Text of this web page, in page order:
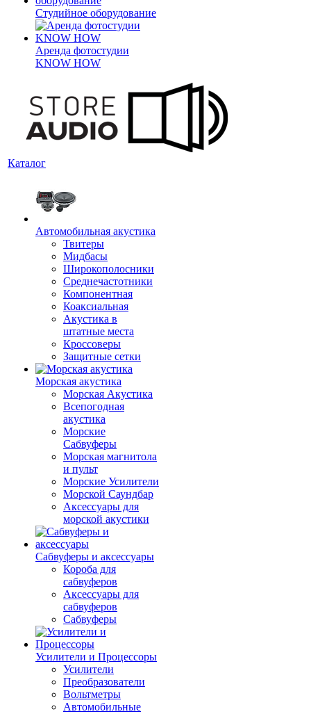
Студийное оборудование
Аренда фотостудии
KNOW HOW
Каталог
Автомобильная акустика
Твитеры
Мидбасы
Широкополосники
Среднечастотники
Компонентная
Коаксиальная
Акустика в
штатные места
Кроссоверы
Защитные сетки
Морская акустика
Морская Акустика
Всепогодная
акустика
Морские
Сабвуферы
Морская магнитола
и пульт
Морские Усилители
Морской Cаундбар
Аксессуары для
морской акустики
Сабвуферы и аксессуары
Короба для
сабвуферов
Аксессуары для
сабвуферов
Сабвуферы
Усилители и Процессоры
Усилители
Преобразователи
Вольтметры
Автомобильные